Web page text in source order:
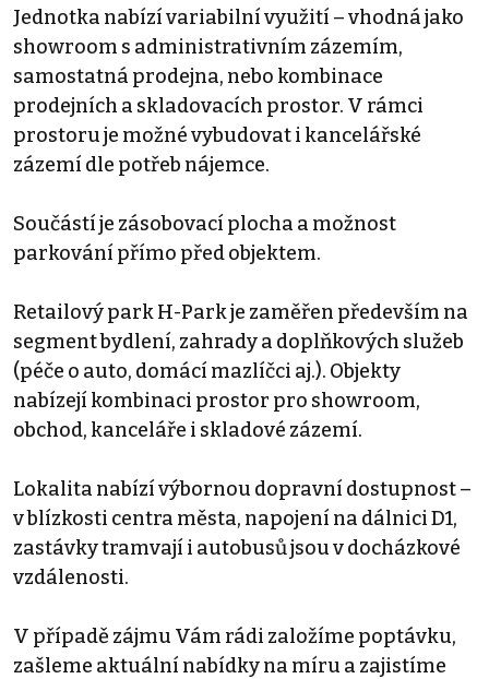
Jednotka nabízí variabilní využití – vhodná jako
showroom s administrativním zázemím,
samostatná prodejna, nebo kombinace
prodejních a skladovacích prostor. V rámci
prostoru je možné vybudovat i kancelářské
zázemí dle potřeb nájemce.
Součástí je zásobovací plocha a možnost
parkování přímo před objektem.
Retailový park H-Park je zaměřen především na
segment bydlení, zahrady a doplňkových služeb
(péče o auto, domácí mazlíčci aj.). Objekty
nabízejí kombinaci prostor pro showroom,
obchod, kanceláře i skladové zázemí.
Lokalita nabízí výbornou dopravní dostupnost –
v blízkosti centra města, napojení na dálnici D1,
zastávky tramvají i autobusů jsou v docházkové
vzdálenosti.
V případě zájmu Vám rádi založíme poptávku,
zašleme aktuální nabídky na míru a zajistíme